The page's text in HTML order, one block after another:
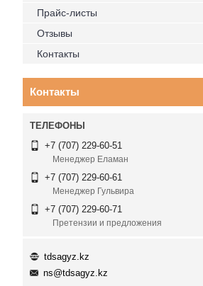
Прайс-листы
Отзывы
Контакты
Контакты
+7 (707) 229-60-51
Менеджер Еламан
+7 (707) 229-60-61
Менеджер Гульвира
+7 (707) 229-60-71
Претензии и предложения
tdsagyz.kz
ns@tdsagyz.kz